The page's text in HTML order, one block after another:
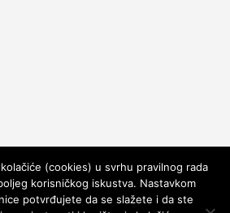
(cookies) u svrhu pravilnog rada
korisničkog iskustva. Nastavkom
potvrđujete da se slažete i da ste